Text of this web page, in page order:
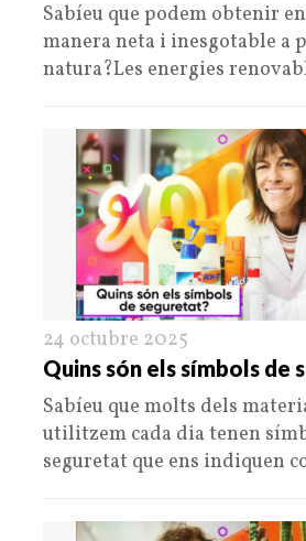
Sabíeu que podem obtenir
manera neta i inesgotable a
natura?Les energies
24 octubre 2025
Quins són els símbols de
Sabíeu que molts dels
utilitzem cada dia tenen
seguretat que ens indiquen